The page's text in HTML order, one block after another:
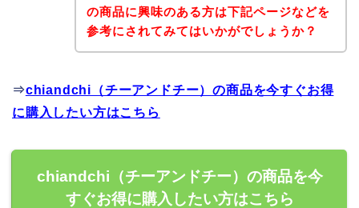
の商品に興味のある方は下記ページなどを
参考にされてみてはいかがでしょうか？
⇒chiandchi（チーアンドチー）の商品を今すぐお得
に購入したい方はこちら
chiandchi（チーアンドチー）の商品を今
すぐお得に購入したい方はこちら